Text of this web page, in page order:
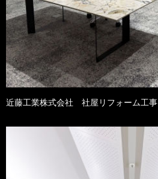
近藤工業株式会社 社屋リフォーム工事